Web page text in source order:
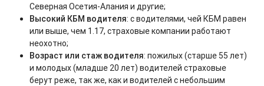
Северная Осетия-Алания и другие;
Высокий КБМ водителя: с водителями, чей КБМ равен
или выше, чем 1.17, страховые компании работают
неохотно;
Возраст или стаж водителя: пожилых (старше 55 лет)
и молодых (младше 20 лет) водителей страховые
берут реже, так же, как и водителей с небольшим